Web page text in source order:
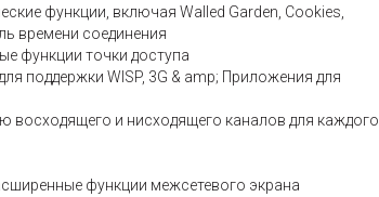
функции, включая Walled Garden, Cookies,
времени соединения
функции точки доступа
поддержки WISP, 3G & amp; Приложения для
восходящего и нисходящего каналов для каждого
функции межсетевого экрана